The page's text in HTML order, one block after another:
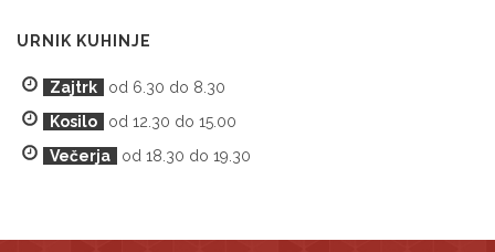
URNIK KUHINJE
Zajtrk
od 6.30 do 8.30
Kosilo
od 12.30 do 15.00
Večerja
od 18.30 do 19.30